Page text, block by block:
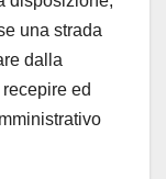
una strada
dalla
ed